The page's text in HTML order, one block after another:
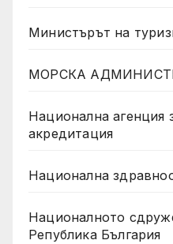
Министърът на
МОРСКА
Национална агенция
акредитация
Национална
Националното
Република България